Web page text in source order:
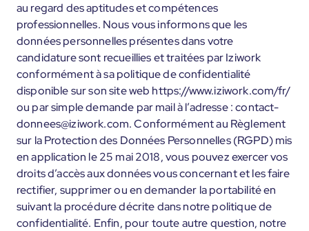
au regard des aptitudes et compétences
professionnelles. Nous vous informons que les
données personnelles présentes dans votre
candidature sont recueillies et traitées par Iziwork
conformément à sa politique de confidentialité
disponible sur son site web https://www.iziwork.com/fr/
ou par simple demande par mail à l’adresse : contact-
donnees@iziwork.com. Conformément au Règlement
sur la Protection des Données Personnelles (RGPD) mis
en application le 25 mai 2018, vous pouvez exercer vos
droits d’accès aux données vous concernant et les faire
rectifier, supprimer ou en demander la portabilité en
suivant la procédure décrite dans notre politique de
confidentialité. Enfin, pour toute autre question, notre